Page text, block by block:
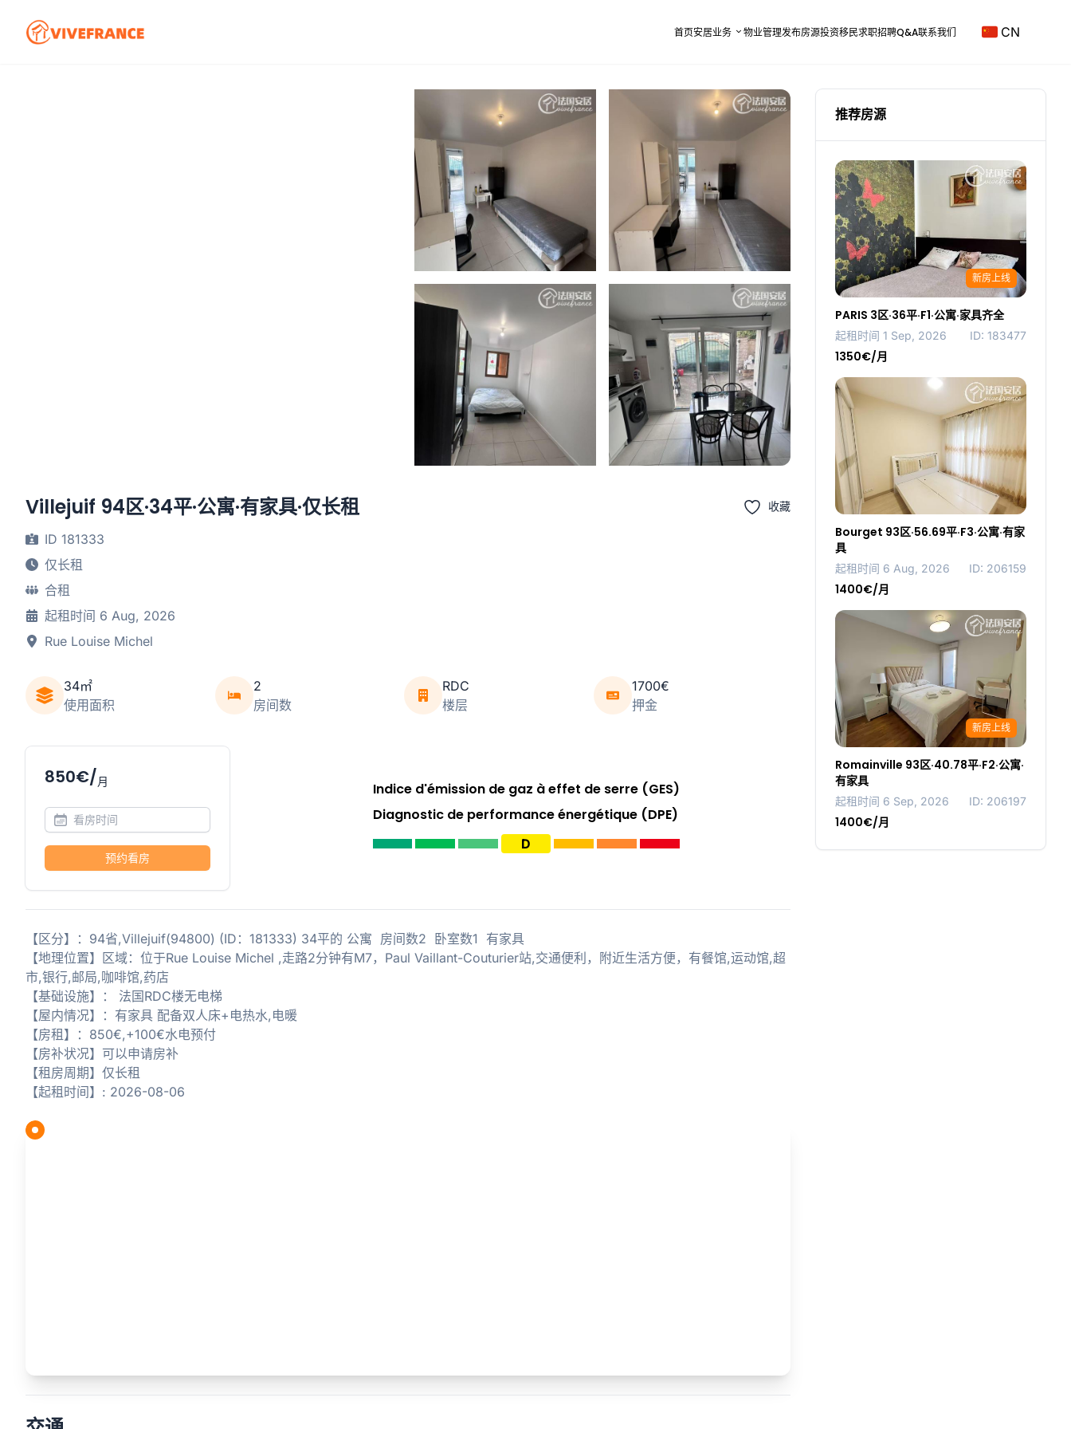
首页安居业务 物业管理发布房源投资移民求职招聘Q&A联系我们 CN
Villejuif 94区·34平·公寓·有家具·仅长租 收藏
ID 181333
仅长租
合租
起租时间 6 Aug, 2026
Rue Louise Michel
34㎡
使用面积
2
房间数
RDC
楼层
1700€
押金
850€/月
预约看房
Indice d'émission de gaz à effet de serre (GES)
Diagnostic de performance énergétique (DPE)
D
【区分】：94省,Villejuif(94800) (ID：181333) 34平的 公寓 房间数2 卧室数1 有家具
【地理位置】区域：位于Rue Louise Michel ,走路2分钟有M7，Paul Vaillant-Couturier站,交通便利，附近生活方便，有餐馆,运动馆,超
市,银行,邮局,咖啡馆,药店
【基础设施】： 法国RDC楼无电梯
【屋内情况】：有家具 配备双人床+电热水,电暖
【房租】：850€,+100€水电预付
【房补状况】可以申请房补
【租房周期】仅长租
【起租时间】: 2026-08-06
推荐房源
新房上线
PARIS 3区·36平·F1·公寓·家具齐全
起租时间 1 Sep, 2026 ID: 183477
1350€/月
Bourget 93区·56.69平·F3·公寓·有家
具
起租时间 6 Aug, 2026 ID: 206159
1400€/月
新房上线
Romainville 93区·40.78平·F2·公寓·
有家具
起租时间 6 Sep, 2026 ID: 206197
1400€/月